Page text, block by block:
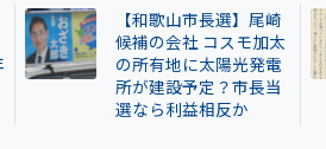
【和歌山市長選】尾崎
候補の会社 コスモ加太
の所有地に太陽光発電
所が建設予定？市長当
選なら利益相反か